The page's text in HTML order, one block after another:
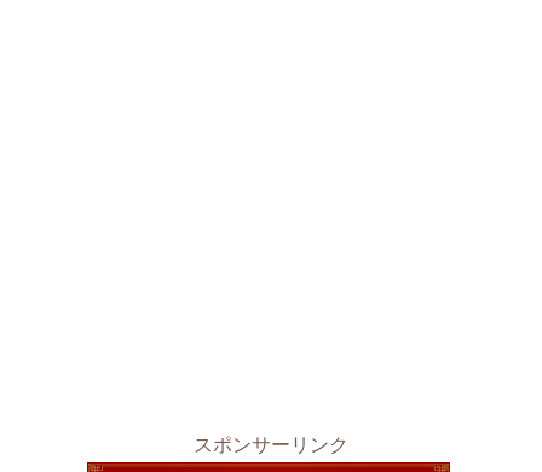
スポンサーリンク